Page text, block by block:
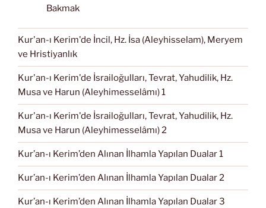
Bakmak
Kur'an-ı Kerim'de İncil, Hz. İsa (Aleyhisselam), Meryem
ve Hristiyanlık
Kur'an-ı Kerim'de İsrailoğulları, Tevrat, Yahudilik, Hz.
Musa ve Harun (Aleyhimesselâmı) 1
Kur'an-ı Kerim'de İsrailoğulları, Tevrat, Yahudilik, Hz.
Musa ve Harun (Aleyhimesselâmı) 2
Kur’an-ı Kerim’den Alınan İlhamla Yapılan Dualar 1
Kur’an-ı Kerim’den Alınan İlhamla Yapılan Dualar 2
Kur’an-ı Kerim’den Alınan İlhamla Yapılan Dualar 3